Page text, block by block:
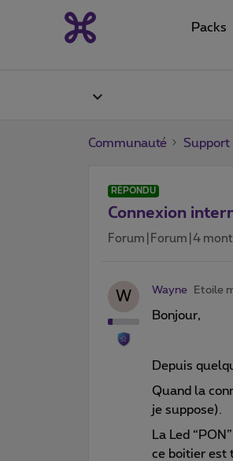
Packs
Communauté Support
RÉPONDU
Connexion
Forum|Forum|4
W Wayne Etoile
Bonjour,
Depuis
Quand la
je suppose).
La Led
ce boitier est